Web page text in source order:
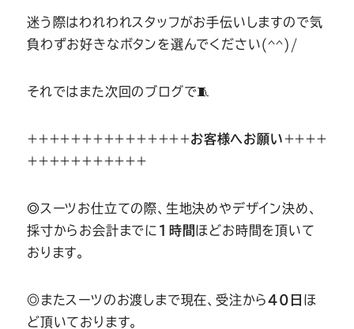
迷う際はわれわれスタッフがお手伝いしますので気
負わずお好きなボタンを選んでください(^^)/
それではまた次回のブログで🧵
＋＋＋＋＋＋＋＋＋＋＋＋＋＋＋お客様へお願い＋＋＋＋
＋＋＋＋＋＋＋＋＋＋＋
◎スーツお仕立ての際、生地決めやデザイン決め、
採寸からお会計までに 1時間ほどお時間を頂いて
おります。
◎またスーツのお渡しまで現在、受注から40日 ほ
ど頂いております。